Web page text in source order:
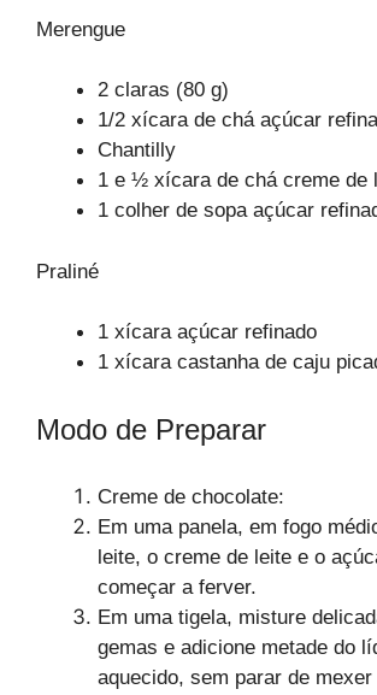
Merengue
2 claras (80 g)
1/2 xícara de chá açúcar
Chantilly
1 e ½ xícara de chá creme de
1 colher de sopa açúcar
Praliné
1 xícara açúcar refinado
1 xícara castanha de caju
Modo de Preparar
Creme de chocolate:
Em uma panela, em fogo
leite, o creme de leite e o
começar a ferver.
Em uma tigela, misture
gemas e adicione metade do
aquecido, sem parar de mexer